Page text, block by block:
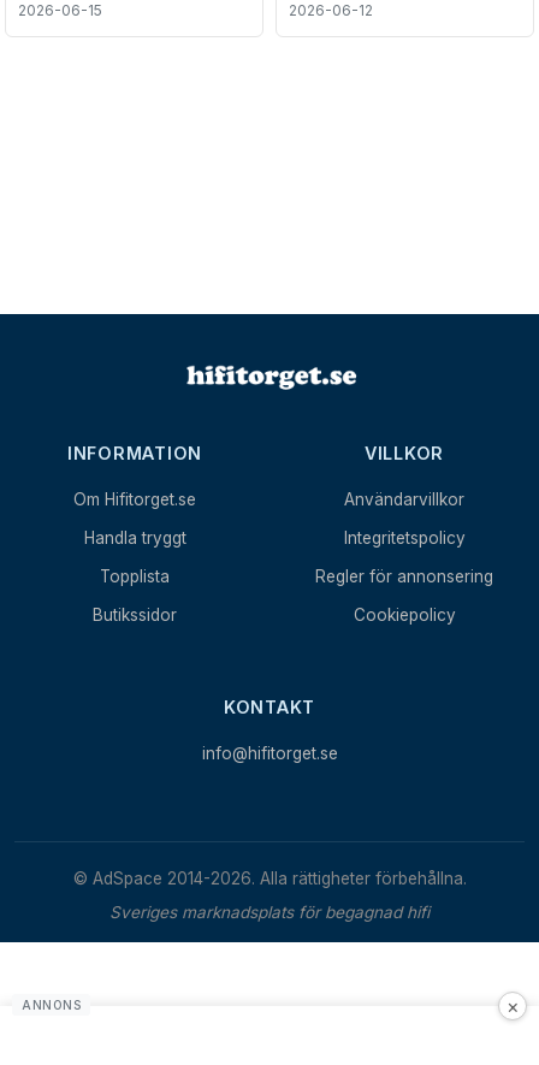
2026-06-15 2026-06-12
INFORMATION
Om Hifitorget.se
Handla tryggt
Topplista
Butikssidor
VILLKOR
Användarvillkor
Integritetspolicy
Regler för annonsering
Cookiepolicy
KONTAKT
info@hifitorget.se
© AdSpace 2014-2026. Alla rättigheter förbehållna.
Sveriges marknadsplats för begagnad hifi
×